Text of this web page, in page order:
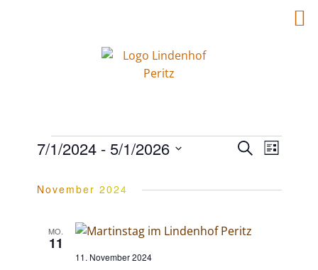
V
e
r
SucheV
e
Liste
7/1/2024 - 5/1/2026
wählen.
November 2024
MO.
11
11. November 2024